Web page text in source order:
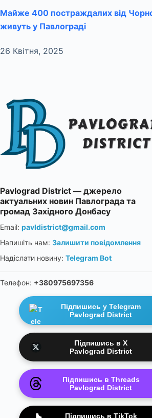
Майже 400 постраждалих від
живуть у Павлограді
26 Квітня, 2025
Pavlograd District — джерело
актуальних новин Павлограда та
громад Західного Донбасу
Email: pavldistrict@gmail.com
Напишіть нам: Залишити повідомлення
Надіслати новину: Telegram Bot
Телефон: +380975697356
Підпишись у Telegram
Pavlograd District
Підпишись в X
Pavlograd District
Підпишись в Threads
Pavlograd District
Підпишись в TikTok